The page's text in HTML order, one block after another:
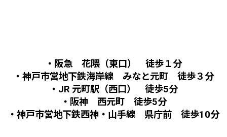
・阪急 花隈（東口） 徒歩１分
・神戸市営地下鉄海岸線 みなと元町 徒歩３分
・JR 元町駅（西口） 徒歩5分
・阪神 西元町 徒歩5分
・神戸市営地下鉄西神・山手線 県庁前 徒歩10分